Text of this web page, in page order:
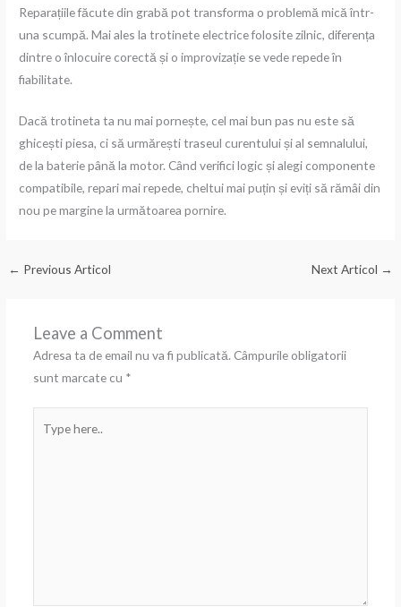
Reparațiile făcute din grabă pot transforma o problemă mică într-
una scumpă. Mai ales la trotinete electrice folosite zilnic, diferența
dintre o înlocuire corectă și o improvizație se vede repede în
fiabilitate.
Dacă trotineta ta nu mai pornește, cel mai bun pas nu este să
ghicești piesa, ci să urmărești traseul curentului și al semnalului,
de la baterie până la motor. Când verifici logic și alegi componente
compatibile, repari mai repede, cheltui mai puțin și eviți să rămâi din
nou pe margine la următoarea pornire.
← Previous Articol Next Articol →
Leave a Comment
Adresa ta de email nu va fi publicată. Câmpurile obligatorii
sunt marcate cu *
here..